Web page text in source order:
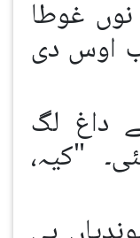
غوطا
اوس دی
داغ لگ
"کیہ،